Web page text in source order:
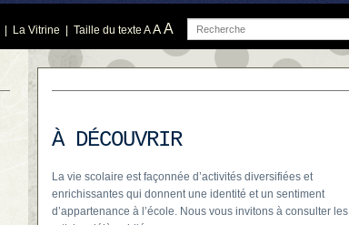
La Vitrine | Taille du texte A AA Recherche
À DÉCOUVRIR
La vie scolaire est façonnée d’activités diversifiées et
enrichissantes qui donnent une identité et un sentiment
d’appartenance à l’école. Nous vous invitons à consulter les